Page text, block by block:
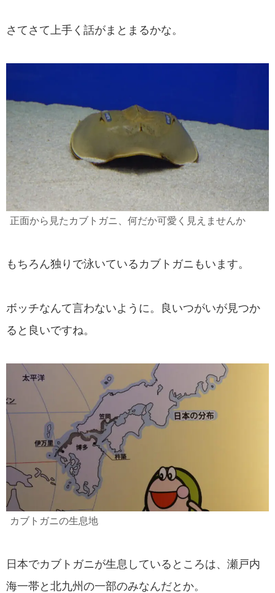
さてさて上手く話がまとまるかな。
正面から見たカブトガニ、何だか可愛く見えませんか
もちろん独りで泳いているカブトガニもいます。
ボッチなんて言わないように。良いつがいが見つか
ると良いですね。
カブトガニの生息地
日本でカブトガニが生息しているところは、瀬戸内
海一帯と北九州の一部のみなんだとか。